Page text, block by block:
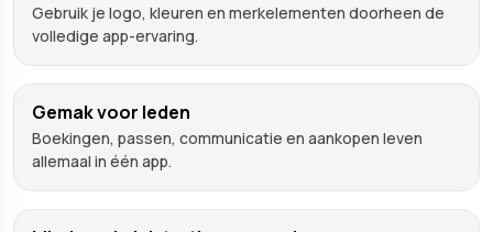
Gebruik je logo, kleuren en merkelementen doorheen de
volledige app-ervaring.
Gemak voor leden
Boekingen, passen, communicatie en aankopen leven
allemaal in één app.